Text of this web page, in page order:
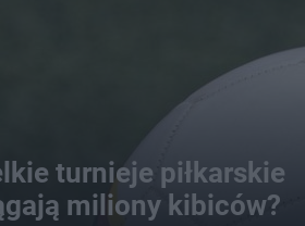
turnieje piłkarskie
miliony kibiców?